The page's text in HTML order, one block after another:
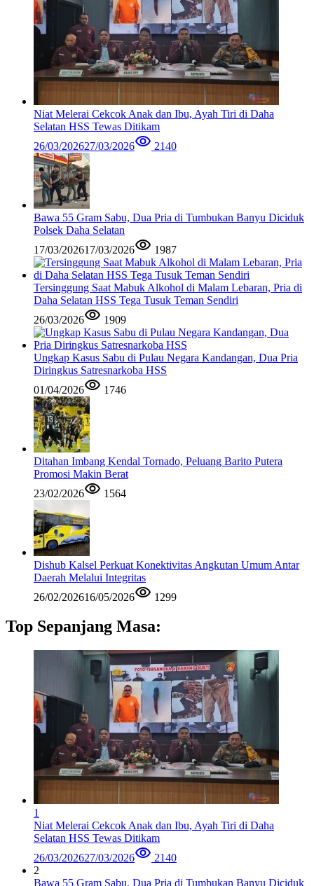
Niat Melerai Cekcok Anak dan Ibu, Ayah Tiri di Daha
Selatan HSS Tewas Ditikam
26/03/202627/03/2026 2140
Bawa 55 Gram Sabu, Dua Pria di Tumbukan Banyu Diciduk
Polsek Daha Selatan
17/03/202617/03/2026 1987
Tersinggung Saat Mabuk Alkohol di Malam Lebaran, Pria di
Daha Selatan HSS Tega Tusuk Teman Sendiri
26/03/2026
1909
Ungkap Kasus Sabu di Pulau Negara Kandangan, Dua Pria
Diringkus Satresnarkoba HSS
01/04/2026
1746
Ditahan Imbang Kendal Tornado, Peluang Barito Putera
Promosi Makin Berat
23/02/2026
1564
Dishub Kalsel Perkuat Konektivitas Angkutan Umum Antar
Daerah Melalui Integritas
26/02/202616/05/2026 1299
Top Sepanjang Masa:
1
Niat Melerai Cekcok Anak dan Ibu, Ayah Tiri di Daha
Selatan HSS Tewas Ditikam
26/03/202627/03/2026
2140
2
Bawa 55 Gram Sabu, Dua Pria di Tumbukan Banyu Diciduk